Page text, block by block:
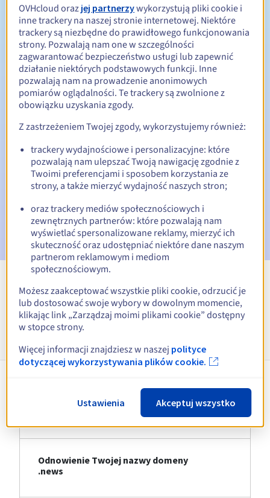
Okres odnowienia Od 1 do 10 lat
Okres wykupu
Automatyczne powiadomienia:
wygaśnięcia
E-mail w dniu wygaśnięcia powiadamiający o zawieszeniu
nazwy domeny
E-mail po Redemption Grace Periodpowiadamiający o
usunięciu nazwy domeny
Zobacz wszystkie rozszerzenia
Informacje o .news
Rejestracja Twojej nazwy domeny
Odnowienie Twojej nazwy domeny
.news
OVHcloud oraz jej partnerzywykorzystują pliki cookie i
inne trackery na naszej stronie internetowej. Niektóre
trackery są niezbędne do prawidłowego funkcjonowania
strony. Pozwalają nam one w szczególności
zagwarantować bezpieczeństwo usługi lub zapewnić
działanie niektórych podstawowych funkcji. Inne
pozwalają nam na prowadzenie anonimowych
pomiarów oglądalności. Te trackery są zwolnione z
obowiązku uzyskania zgody.
Z zastrzeżeniem Twojej zgody, wykorzystujemy również:
trackery wydajnościowe i personalizacyjne: które
pozwalają nam ulepszać Twoją nawigację zgodnie z
Twoimi preferencjami i sposobem korzystania ze
strony, a także mierzyć wydajność naszych stron;
oraz trackery mediów społecznościowych i
zewnętrznych partnerów: które pozwalają nam
wyświetlać spersonalizowane reklamy, mierzyć ich
skuteczność oraz udostępniać niektóre dane naszym
partnerom reklamowym i mediom
społecznościowym.
Możesz zaakceptować wszystkie pliki cookie, odrzucić je
lub dostosować swoje wybory w dowolnym momencie,
klikając link „Zarządzaj moimi plikami cookie” dostępny
w stopce strony.
Więcej informacji znajdziesz w naszej polityce
dotyczącej wykorzystywania plików cookie.
Ustawienia Akceptuj wszystko